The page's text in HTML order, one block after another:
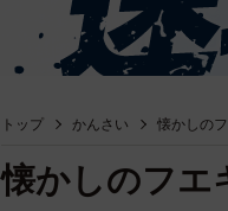
トップ かんさい 懐かしの
懐かしのフエ